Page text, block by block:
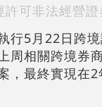
可非法經營
行5月22日跨
周相關跨境券
最終實現在